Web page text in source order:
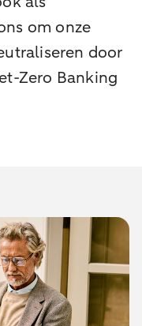
om onze
door
Zero Banking